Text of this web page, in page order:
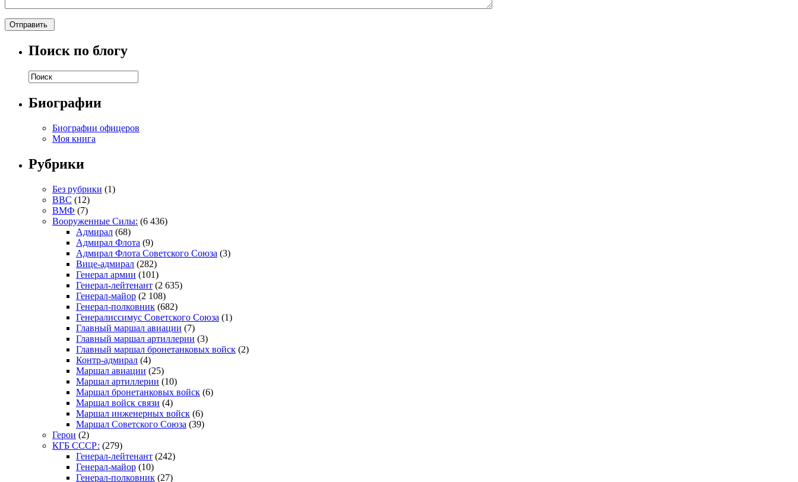
Поиск по блогу
Биографии
Биографии офицеров
Моя книга
Рубрики
Без рубрики (1)
ВВС (12)
ВМФ (7)
Вооруженные Силы: (6 436)
Адмирал (68)
Адмирал Флота (9)
Адмирал Флота Советского Союза (3)
Вице-адмирал (282)
Генерал армии (101)
Генерал-лейтенант (2 635)
Генерал-майор (2 108)
Генерал-полковник (682)
Генералиссимус Советского Союза (1)
Главный маршал авиации (7)
Главный маршал артиллерии (3)
Главный маршал бронетанковых войск (2)
Контр-адмирал (4)
Маршал авиации (25)
Маршал артиллерии (10)
Маршал бронетанковых войск (6)
Маршал войск связи (4)
Маршал инженерных войск (6)
Маршал Советского Союза (39)
Герои (2)
КГБ СССР: (279)
Генерал-лейтенант (242)
Генерал-майор (10)
Генерал-полковник (27)